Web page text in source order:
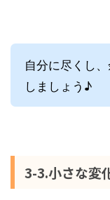
自分に尽くし
しましょう♪
3-3.小さな変